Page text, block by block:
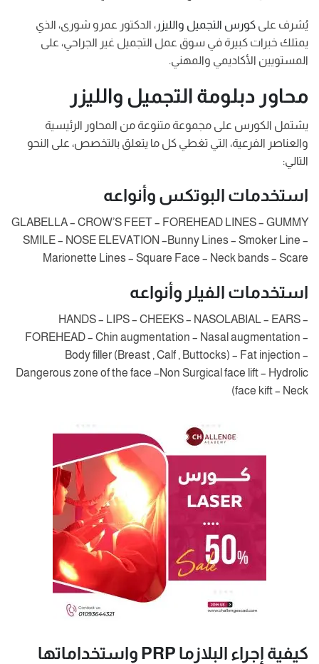
يُشرف على كورس التجميل والليزر ، الدكتور عمرو شورى، الذي
يمتلك خبرات كبيرة في سوق عمل التجميل غير الجراحي، على
المستويين الأكاديمي والمهني.
محاور دبلومة التجميل والليزر
يشتمل الكورس على مجموعة متنوعة من المحاور الرئيسية
والعناصر الفرعية، التي تغطي كل ما يتعلق بالتخصص، على النحو
التالي:
استخدمات البوتكس وأنواعه
GLABELLA – CROW’S FEET – FOREHEAD LINES – GUMMY
SMILE – NOSE ELEVATION –Bunny Lines – Smoker Line –
Marionette Lines – Square Face – Neck bands – Scare
استخدمات الفيلر وأنواعه
HANDS – LIPS – CHEEKS – NASOLABIAL – EARS –
FOREHEAD – Chin augmentation – Nasal augmentation –
Body filler (Breast , Calf , Buttocks) – Fat injection –
Dangerous zone of the face –Non Surgical face lift – Hydrolic
face kift – Neck)
كيفية إجراء البلازما PRP واستخداماتها